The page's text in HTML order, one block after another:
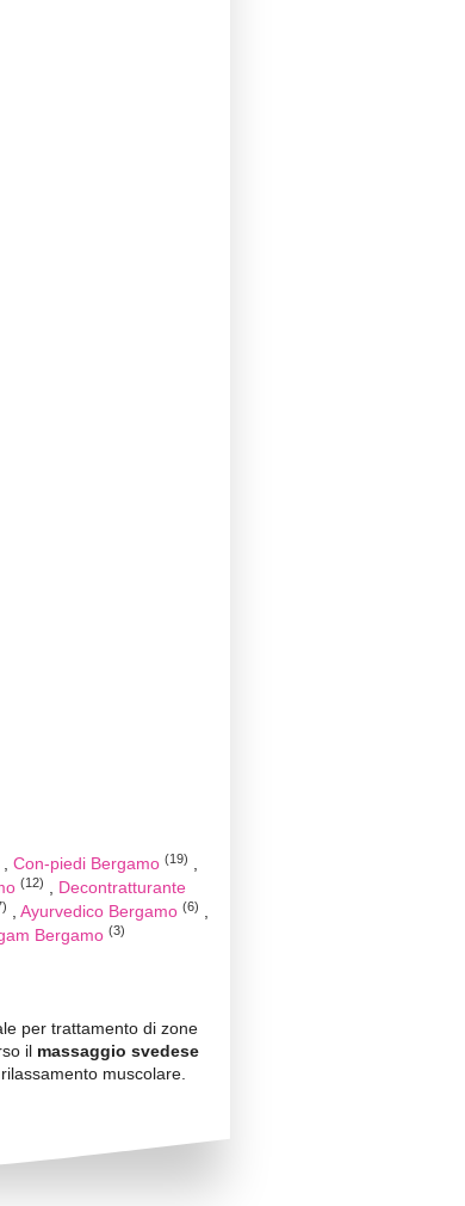
Con-piedi Bergamo (19)
(12)
Decontratturante
Ayurvedico Bergamo (6)
Bergamo (3)
per trattamento di zone
il massaggio svedese
muscolare.